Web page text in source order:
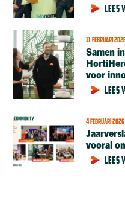
LEES
11 FEBRUARI
Samen
voor
LEES
4 FEBRUARI 2026
vooral
LEES